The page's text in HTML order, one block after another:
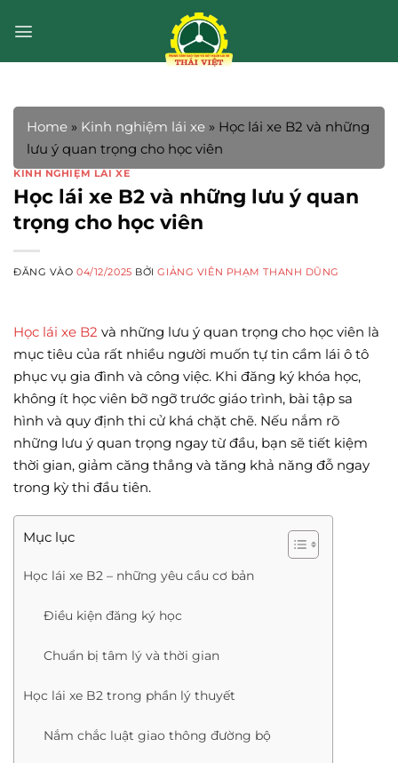
qua
Home » Kinh nghiệm lái xe » Học lái xe B2 và những
lưu ý quan trọng cho học viên
KINH NGHIỆM LÁI XE
Học lái xe B2 và những lưu ý quan
trọng cho học viên
ĐĂNG VÀO04/12/2025 BỞIGIẢNG VIÊN PHẠM THANH DŨNG
Học lái xe B2 và những lưu ý quan trọng cho học viên là
mục tiêu của rất nhiều người muốn tự tin cầm lái ô tô
phục vụ gia đình và công việc. Khi đăng ký khóa học,
không ít học viên bỡ ngỡ trước giáo trình, bài tập sa
hình và quy định thi cử khá chặt chẽ. Nếu nắm rõ
những lưu ý quan trọng ngay từ đầu, bạn sẽ tiết kiệm
thời gian, giảm căng thẳng và tăng khả năng đỗ ngay
trong kỳ thi đầu tiên.
Mục lục
Học lái xe B2 – những yêu cầu cơ bản
Điều kiện đăng ký học
Chuẩn bị tâm lý và thời gian
Học lái xe B2 trong phần lý thuyết
Nắm chắc luật giao thông đường bộ